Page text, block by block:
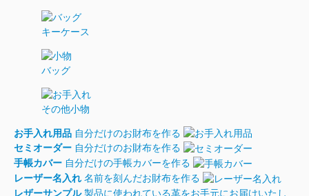
キーケース
バッグ
その他小物
お手入れ用品 自分だけのお財布を作る
セミオーダー 自分だけのお財布を作る
手帳カバー 自分だけの手帳カバーを作る
レーザー名入れ 名前を刻んだお財布を作る
レザーサンプル製品に使われている革をお手元にお届けいたし